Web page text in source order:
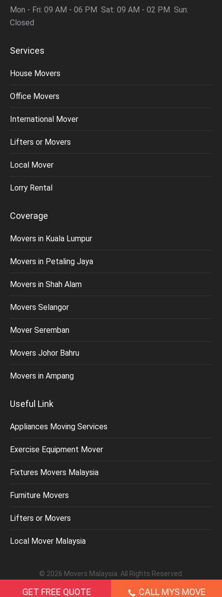
Mon - Fri: 09 AM - 06 PM Sat: 09 AM - 02 PM Sun:
Closed
Services
House Movers
Office Movers
International Mover
Lifters or Movers
Local Mover
Lorry Rental
Coverage
Movers in Kuala Lumpur
Movers in Petaling Jaya
Movers in Shah Alam
Movers Selangor
Mover Seremban
Movers Johor Bahru
Movers in Ampang
Useful Link
Appliances Moving Services
Exercise Equipment Mover
Fixtures Movers Malaysia
Furniture Movers
Lifters or Movers
Local Mover Malaysia
© 2026 Movers Malaysia . All Rights Reserved.
CALL MYS MOVE
GET FREE QUOTE